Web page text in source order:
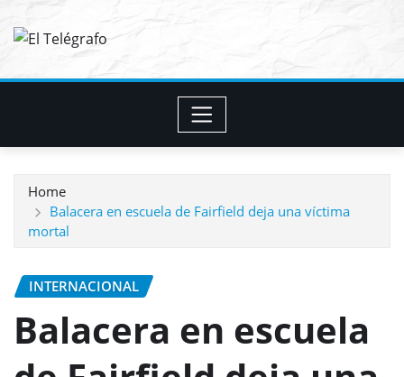
Home
Balacera en escuela de Fairfield deja una víctima
mortal
INTERNACIONAL
Balacera en escuela